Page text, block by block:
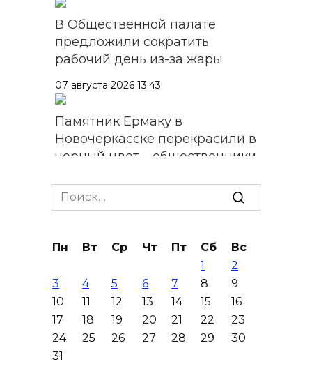
В Общественной палате
предложили сократить
рабочий день из-за жары
07 августа 2026 13:43
Памятник Ермаку в
Новочеркасске перекрасили в
черный цвет – общественники
07 августа 2026 13:38
лекарства и уникальные
операции: основные события
6 августа
07 августа 2026 12:57
Проект Таганрогского музея
Search
for:
Пн Вт Ср Чт Пт Сб
Вс
1
2
3
4 5 6 7 8
9
10
11 12 13 14 15
16
17
18 19 20 21 22
23
24
25 26 27 28 29
30
31